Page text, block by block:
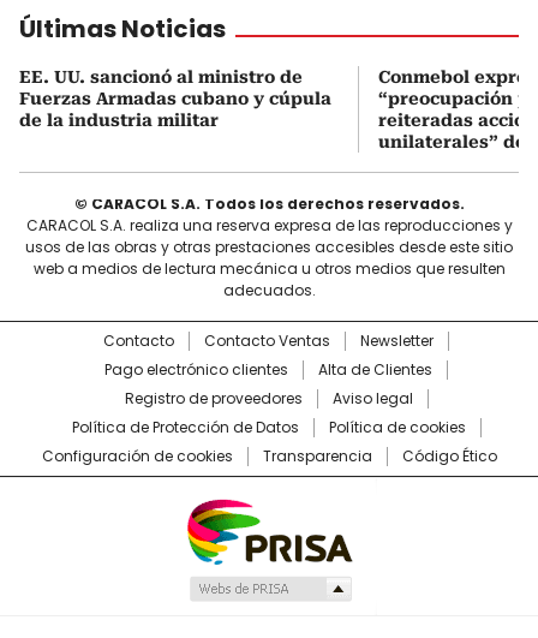
Últimas Noticias
EE. UU. sancionó al ministro de
Fuerzas Armadas cubano y cúpula
de la industria militar
Conmebol
“preocupación
reiteradas
unilaterales” de
© CARACOL S.A. Todos los derechos reservados.
CARACOL S.A. realiza una reserva expresa de las reproducciones y
usos de las obras y otras prestaciones accesibles desde este sitio
web a medios de lectura mecánica u otros medios que resulten
adecuados.
Contacto Contacto Ventas
Newsletter
Pago electrónico clientes
Alta de Clientes
Registro de proveedores
Aviso legal
Política de Protección de Datos
Política de cookies
Configuración de cookies
Transparencia Código Ético